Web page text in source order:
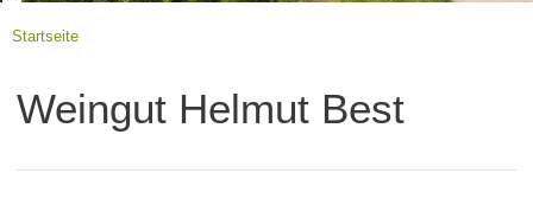
Startseite
Weingut Helmut Best